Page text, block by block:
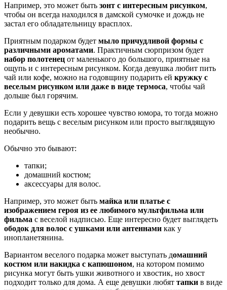
Например, это может быть зонт с интересным рисунком,
чтобы он всегда находился в дамской сумочке и дождь не
застал его обладательницу врасплох.
Приятным подарком будет мыло причудливой формы с
различными ароматами. Практичным сюрпризом будет
набор полотенец от маленького до большого, приятные на
ощупь и с интересным рисунком. Когда девушка любит пить
чай или кофе, можно на годовщину подарить ей кружку с
веселым рисунком или даже в виде термоса, чтобы чай
дольше был горячим.
Если у девушки есть хорошее чувство юмора, то тогда можно
подарить вещь с веселым рисунком или просто выглядящую
необычно.
Обычно это бывают:
тапки;
домашний костюм;
аксессуары для волос.
Например, это может быть майка или платье с
изображением героя из ее любимого мультфильма или
фильма с веселой надписью. Еще интересно будет выглядеть
ободок для волос с ушками или антеннами как у
инопланетянина.
Вариантом веселого подарка может выступать домашний
костюм или накидка с капюшоном, на котором помимо
рисунка могут быть ушки животного и хвостик, но хвост
подходит только для дома. А еще девушки любят тапки в виде